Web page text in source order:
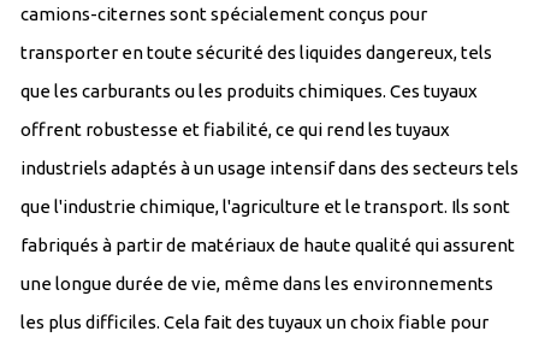
camions-citernes sont spécialement conçus pour
transporter en toute sécurité des liquides dangereux, tels
que les carburants ou les produits chimiques. Ces tuyaux
offrent robustesse et fiabilité, ce qui rend les tuyaux
industriels adaptés à un usage intensif dans des secteurs tels
que l'industrie chimique, l'agriculture et le transport. Ils sont
fabriqués à partir de matériaux de haute qualité qui assurent
une longue durée de vie, même dans les environnements
les plus difficiles. Cela fait des tuyaux un choix fiable pour